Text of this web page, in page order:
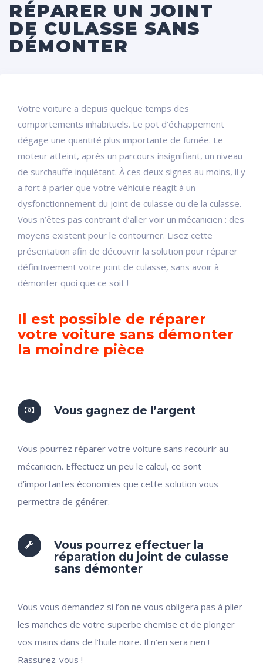
RÉPARER UN JOINT
DE CULASSE SANS
DÉMONTER
Votre voiture a depuis quelque temps des
comportements inhabituels. Le pot d’échappement
dégage une quantité plus importante de fumée. Le
moteur atteint, après un parcours insignifiant, un niveau
de surchauffe inquiétant. À ces deux signes au moins, il y
a fort à parier que votre véhicule réagit à un
dysfonctionnement du joint de culasse ou de la culasse.
Vous n’êtes pas contraint d’aller voir un mécanicien : des
moyens existent pour le contourner. Lisez cette
présentation afin de découvrir la solution pour réparer
définitivement votre joint de culasse, sans avoir à
démonter quoi que ce soit !
Il est possible de réparer
votre voiture sans démonter
la moindre pièce
Vous gagnez de l’argent
Vous pourrez réparer votre voiture sans recourir au
mécanicien. Effectuez un peu le calcul, ce sont
d’importantes économies que cette solution vous
permettra de générer.
Vous pourrez effectuer la
réparation du joint de culasse
sans démonter
Vous vous demandez si l’on ne vous obligera pas à plier
les manches de votre superbe chemise et de plonger
vos mains dans de l’huile noire. Il n’en sera rien !
Rassurez-vous !